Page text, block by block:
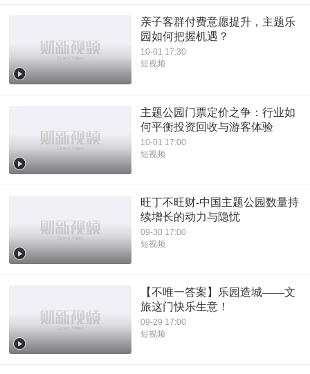
亲子客群付费意愿提升，主题乐
园如何把握机遇？
10-01 17:30
短视频
主题公园门票定价之争：行业如
何平衡投资回收与游客体验
10-01 17:00
短视频
旺丁不旺财-中国主题公园数量持
续增长的动力与隐忧
09-30 17:00
短视频
【不唯一答案】乐园造城——文
旅这门快乐生意！
09-29 17:00
短视频